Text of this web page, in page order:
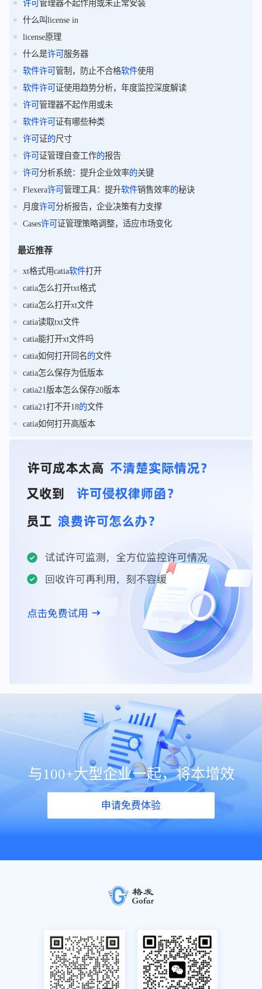
许可 管理器不起作用或未正常安装
什么叫license in
license原理
什么是许可 服务器
软件许可 管制，防止不合格软件使用
软件许可 证使用趋势分析，年度监控深度解读
许可 管理器不起作用或未
软件许可 证有哪些种类
许可 证的尺寸
许可 证管理自查工作的报告
许可 分析系统：提升企业效率的关键
Flexera许可 管理工具：提升软件销售效率的秘诀
月度许可 分析报告，企业决策有力支撑
Cases许可 证管理策略调整，适应市场变化
最近推荐
xt格式用catia软件打开
catia怎么打开txt格式
catia怎么打开xt文件
catia读取txt文件
catia能打开xt文件吗
catia如何打开同名的文件
catia怎么保存为低版本
catia21版本怎么保存20版本
catia21打不开18的文件
catia如何打开高版本
与100+大型企业一起，将本增效
申请免费体验